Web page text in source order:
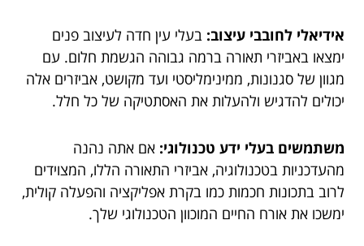
אידיאלי לחובבי עיצוב: בעלי עין חדה לעיצוב פנים
ימצאו באביזרי תאורה ברמה גבוהה הגשמת חלום. עם
מגוון של סגנונות, ממינימליסטי ועד מקושט, אביזרים אלה
יכולים להדגיש ולהעלות את האסתטיקה של כל חלל.
משתמשים בעלי ידע טכנולוגי: אם אתה נהנה
מהעדכניות בטכנולוגיה, אביזרי התאורה הללו, המצוידים
לרוב בתכונות חכמות כמו בקרת אפליקציה והפעלה קולית,
ימשכו את אורח החיים המוכוון הטכנולוגי שלך.